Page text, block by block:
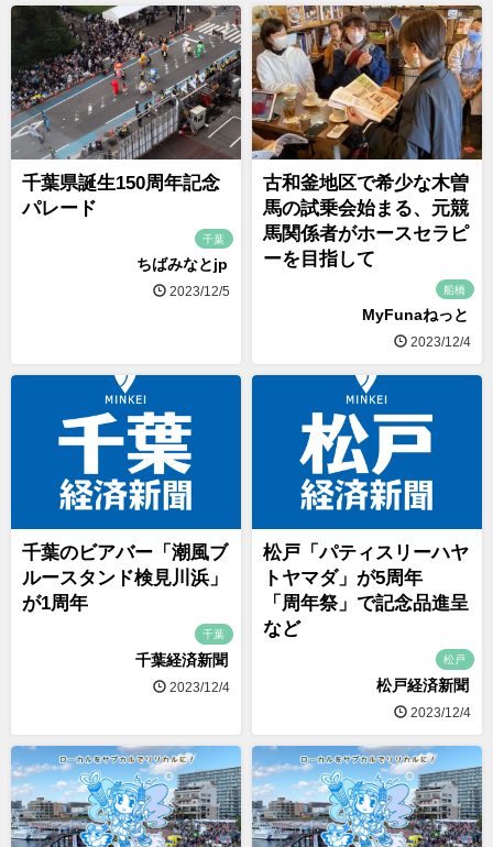
千葉県誕生150周年記念
パレード
千葉
ちばみなとjp
2023/12/5
古和釜地区で希少な木曽
馬の試乗会始まる、元競
馬関係者がホースセラピ
ーを目指して
船橋
MyFunaねっと
2023/12/4
千葉のビアバー「潮風ブ
ルースタンド検見川浜」
が1周年
千葉
千葉経済新聞
2023/12/4
松戸「パティスリーハヤ
トヤマダ」が5周年
「周年祭」で記念品進呈
など
松戸
松戸経済新聞
2023/12/4